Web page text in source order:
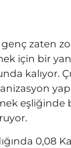
zaten
için bir
kalıyor.
eşliğinde
0,08